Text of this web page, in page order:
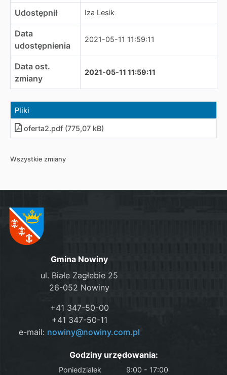
Udostępnił Iza Lesik
Data
udostępnienia
2021-05-11 11:59:11
Data ost.
zmiany
2021-05-11 11:59:11
Pliki
oferta2.pdf (775,07 kB)
Wszystkie zmiany
Gmina Nowiny
ul. Białe Zagłebie 25
26-052 Nowiny
+41 347-50-00
+41 347-50-11
e-mail: nowiny@nowiny.com.pl
Godziny urzędowania:
Poniedziałek
9:00 - 17:00